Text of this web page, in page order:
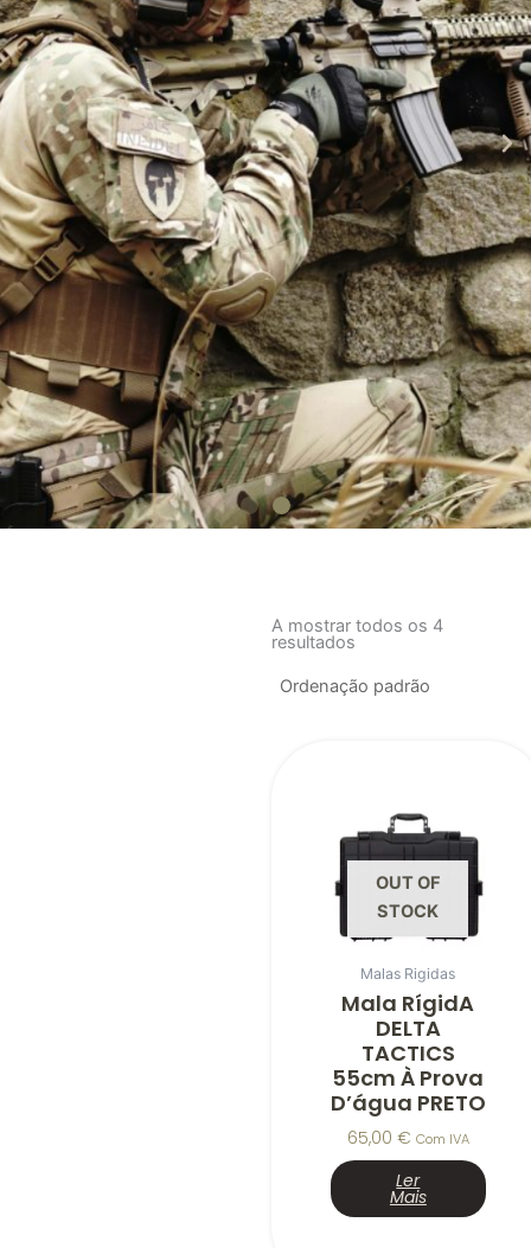
A mostrar todos os 4
resultados
OUT OF
STOCK
Malas Rigidas
Mala RígidA
DELTA
TACTICS
55cm À Prova
D’água PRETO
65,00 € Com IVA
Ler
Mais